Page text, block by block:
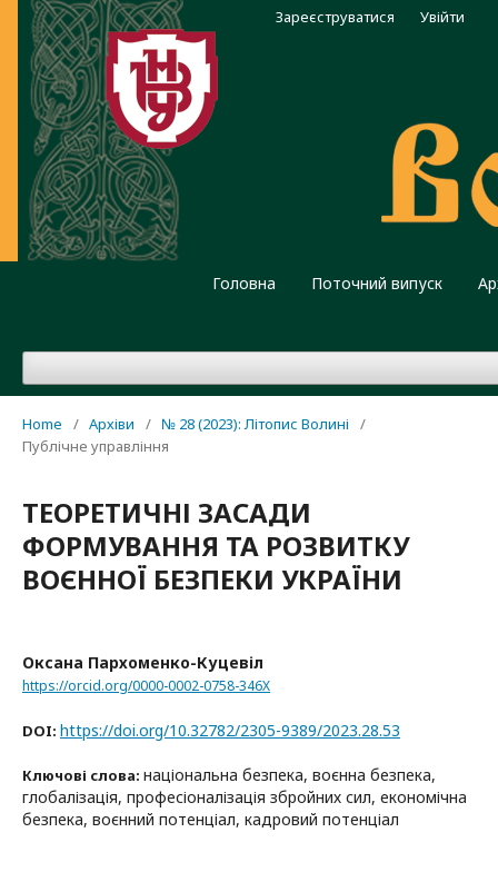
Головна Поточний випуск
Зареєструватися Увійти
Home / Архіви / № 28 (2023): Літопис Волині
/
Публічне управління
ТЕОРЕТИЧНІ ЗАСАДИ
ФОРМУВАННЯ ТА РОЗВИТКУ
ВОЄННОЇ БЕЗПЕКИ УКРАЇНИ
Оксана Пархоменко-Куцевіл
https://orcid.org/0000-0002-0758-346X
DOI: https://doi.org/10.32782/2305-9389/2023.28.53
Ключові слова: національна безпека, воєнна безпека,
глобалізація, професіоналізація збройних сил, економічна
безпека, воєнний потенціал, кадровий потенціал